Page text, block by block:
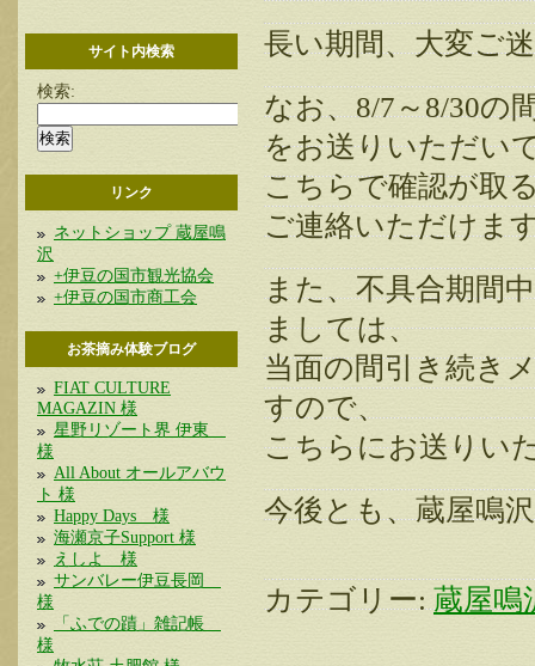
サイト内検索
検索:
リンク
ネットショップ 蔵屋鳴
沢
+伊豆の国市観光協会
+伊豆の国市商工会
お茶摘み体験ブログ
FIAT CULTURE
MAGAZIN 様
星野リゾート界 伊東
様
All About オールアバウ
ト 様
Happy Days 様
海瀬京子Support 様
えしよ 様
サンバレー伊豆長岡
様
「ふでの蹟」雑記帳
様
長い期間、大変ご
なお、8/7～8/30の
をお送りいただい
こちらで確認が取
ご連絡いただけま
また、不具合期間
ましては、
当面の間引き続き
すので、
こちらにお送りい
今後とも、蔵屋鳴
カテゴリー: 蔵屋鳴